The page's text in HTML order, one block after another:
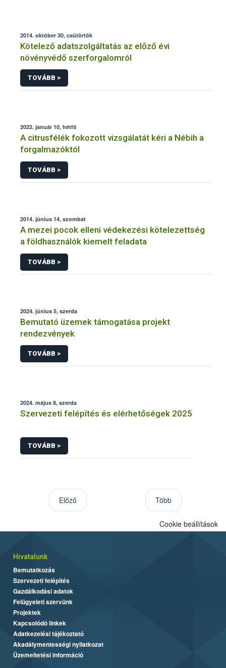
2014. október 30, csütörtök
Kötelező adatszolgáltatás az előző évi
növényvédő szerforgalomról
TOVÁBB >
2022. január 10, hétfő
A citrusfélék fokozott vizsgálatát kéri a Nébih a
forgalmazóktól
TOVÁBB >
2014. június 14, szombat
A mezei pocok elleni védekezési kötelezettség
a földhasználók kiemelt feladata
TOVÁBB >
2024. június 5, szerda
Bemutató üzemek támogatása projekt
rendezvények
TOVÁBB >
2024. május 8, szerda
Szervezeti felépítés és elérhetőségek 2025
TOVÁBB >
Előző Több
Cookie beállítások
Hivatalunk
Bemutatkozás
Szervezeti felépítés
Gazdálkodási adatok
Felügyeleti szervünk
Projektek
Kapcsolódó linkek
Adatkezelési tájékoztató
Akadálymentességi nyilatkozat
Üzemeltetési információ